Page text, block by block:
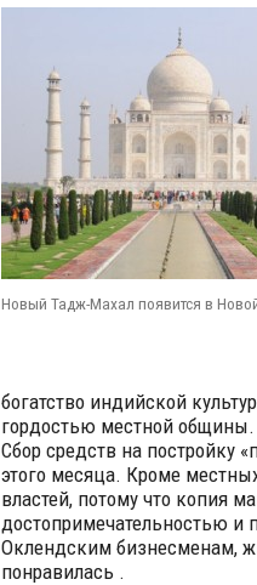
Новый Тадж-Махал появится в
богатство индийской
гордостью местной общины.
Сбор средств на постройку
этого месяца. Кроме
властей, потому что копия
достопримечательностью и
Оклендским бизнесменам,
понравилась .